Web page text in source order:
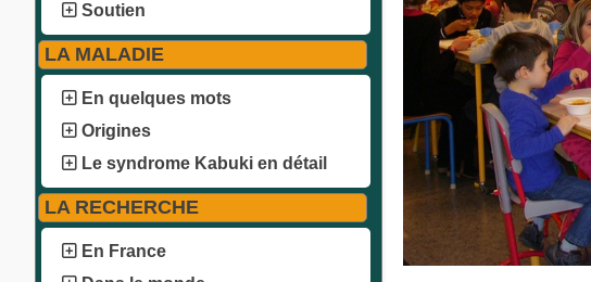
Soutien
LA MALADIE
En quelques mots
Origines
Le syndrome Kabuki en détail
LA RECHERCHE
En France